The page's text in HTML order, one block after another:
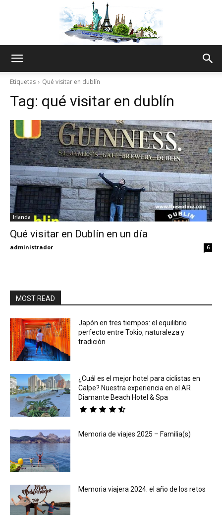
Thru
My
Etiquetas Qué visitar en dublín
Tag: qué visitar en dublín
Irlanda
Qué visitar en Dublín en un día
administrador 6
MOST READ
Japón en tres tiempos: el equilibrio
perfecto entre Tokio, naturaleza y
tradición
¿Cuál es el mejor hotel para ciclistas en
Calpe? Nuestra experiencia en el AR
Diamante Beach Hotel & Spa
Memoria de viajes 2025 – Familia(s)
Memoria viajera 2024: el año de los retos